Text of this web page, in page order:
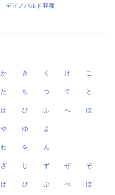
ディノバルド亜種
か き く け こ
た ち つ て と
は ひ ふ へ ほ
や ゆ よ
わ を ん
ざ じ ず ぜ ぞ
ば び ぶ べ ぼ